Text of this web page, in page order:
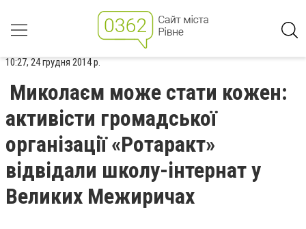
10:27, 24 грудня 2014 р.
Миколаєм може стати кожен:
активісти громадської
організації «Ротаракт»
відвідали школу-інтернат у
Великих Межиричах